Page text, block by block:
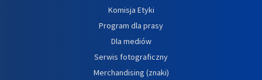
Komisja Etyki
Program dla prasy
Dla mediów
Serwis fotograficzny
Merchandising (znaki)